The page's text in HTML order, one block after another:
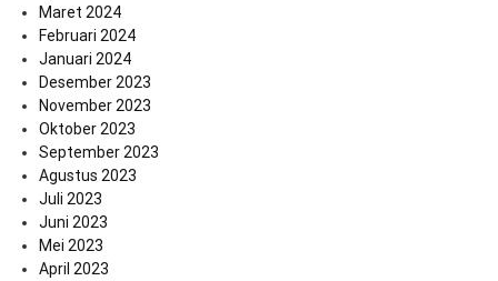
Maret 2024
Februari 2024
Januari 2024
Desember 2023
November 2023
Oktober 2023
September 2023
Agustus 2023
Juli 2023
Juni 2023
Mei 2023
April 2023